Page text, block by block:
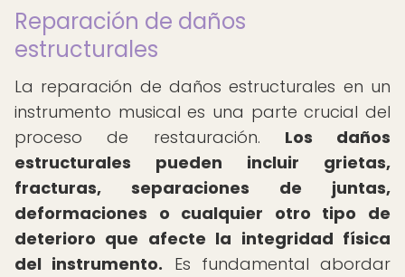
Reparación de daños
estructurales
La reparación de daños estructurales en un
instrumento musical es una parte crucial del
proceso de restauración. Los daños
estructurales pueden incluir grietas,
fracturas, separaciones de juntas,
deformaciones o cualquier otro tipo de
deterioro que afecte la integridad física
del instrumento. Es fundamental abordar